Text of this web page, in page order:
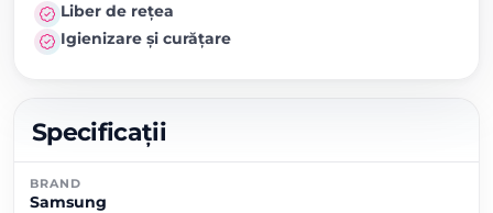
Liber de rețea
Igienizare și curățare
Specificații
BRAND
Samsung